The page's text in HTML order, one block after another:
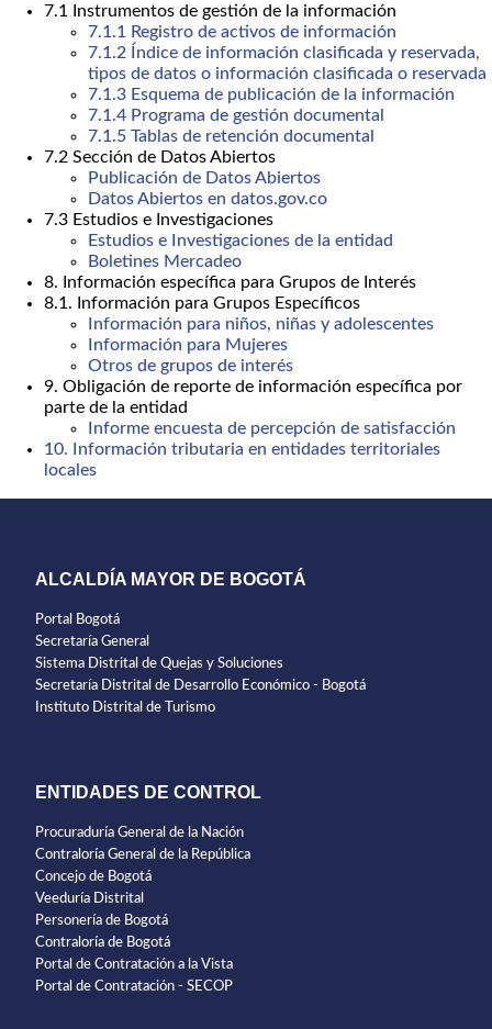
7.1 Instrumentos de gestión de la información
7.1.1 Registro de activos de información
7.1.2 Índice de información clasificada y reservada,
tipos de datos o información clasificada o reservada
7.1.3 Esquema de publicación de la información
7.1.4 Programa de gestión documental
7.1.5 Tablas de retención documental
7.2 Sección de Datos Abiertos
Publicación de Datos Abiertos
Datos Abiertos en datos.gov.co
7.3 Estudios e Investigaciones
Estudios e Investigaciones de la entidad
Boletines Mercadeo
8. Información específica para Grupos de Interés
8.1. Información para Grupos Específicos
Información para niños, niñas y adolescentes
Información para Mujeres
Otros de grupos de interés
9. Obligación de reporte de información específica por
parte de la entidad
Informe encuesta de percepción de satisfacción
10. Información tributaria en entidades territoriales
locales
ALCALDÍA MAYOR DE BOGOTÁ
Portal Bogotá
Secretaría General
Sistema Distrital de Quejas y Soluciones
Secretaría Distrital de Desarrollo Económico - Bogotá
Instituto Distrital de Turismo
ENTIDADES DE CONTROL
Procuraduría General de la Nación
Contraloría General de la República
Concejo de Bogotá
Veeduría Distrital
Personería de Bogotá
Contraloría de Bogotá
Portal de Contratación a la Vista
Portal de Contratación - SECOP